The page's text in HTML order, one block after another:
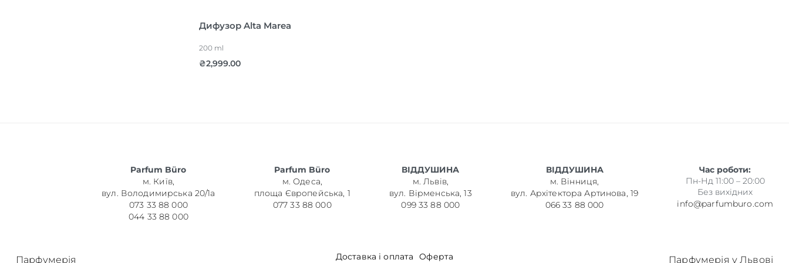
Дифузор Alta Marea
200 ml
₴2,999.00
Parfum Büro
м. Київ,
вул. Володимирська 20/1а
073 33 88 000
044 33 88 000
Parfum Büro
м. Одеса,
площа Європейська, 1
077 33 88 000
ВІДДУШИНА
м. Львів,
вул. Вірменська, 13
099 33 88 000
ВІДДУШИНА
м. Вінниця,
вул. Архітектора Артинова, 19
066 33 88 000
Час роботи:
Пн-Нд 11:00 – 20:00
Без вихідних
info@parfumburo.com
Парфумерія Доставка і оплата Оферта Парфумерія у Львові